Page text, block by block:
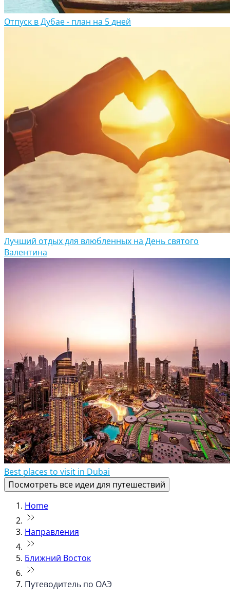
Отпуск в Дубае - план на 5 дней
Лучший отдых для влюбленных на День святого
Валентина
Best places to visit in Dubai
Посмотреть все идеи для путешествий
Home
Направления
Ближний Восток
Путеводитель по ОАЭ